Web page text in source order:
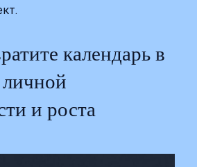
календарь в
и роста